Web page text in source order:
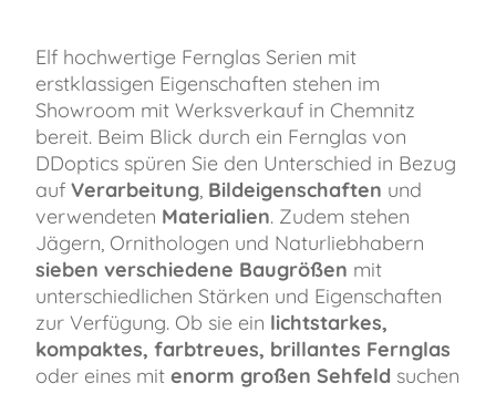
Elf hochwertige Fernglas Serien mit
erstklassigen Eigenschaften stehen im
Showroom mit Werksverkauf in Chemnitz
bereit. Beim Blick durch ein Fernglas von
DDoptics spüren Sie den Unterschied in Bezug
auf Verarbeitung, Bildeigenschaften und
verwendeten Materialien. Zudem stehen
Jägern, Ornithologen und Naturliebhabern
sieben verschiedene Baugrößen mit
unterschiedlichen Stärken und Eigenschaften
zur Verfügung. Ob sie ein lichtstarkes,
kompaktes, farbtreues, brillantes Fernglas
oder eines mit enorm großen Sehfeld suchen